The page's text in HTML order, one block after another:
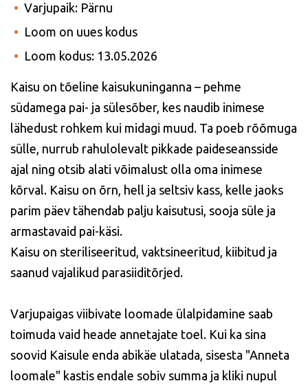
Varjupaik: Pärnu
Loom on uues kodus
Loom kodus: 13.05.2026
Kaisu on tõeline kaisukuninganna – pehme
südamega pai- ja sülesõber, kes naudib inimese
lähedust rohkem kui midagi muud. Ta poeb rõõmuga
sülle, nurrub rahulolevalt pikkade paideseansside
ajal ning otsib alati võimalust olla oma inimese
kõrval. Kaisu on õrn, hell ja seltsiv kass, kelle jaoks
parim päev tähendab palju kaisutusi, sooja süle ja
armastavaid pai-käsi.
Kaisu on steriliseeritud, vaktsineeritud, kiibitud ja
saanud vajalikud parasiiditõrjed.
Varjupaigas viibivate loomade ülalpidamine saab
toimuda vaid heade annetajate toel. Kui ka sina
soovid Kaisule enda abikäe ulatada, sisesta "Anneta
loomale" kastis endale sobiv summa ja kliki nupul